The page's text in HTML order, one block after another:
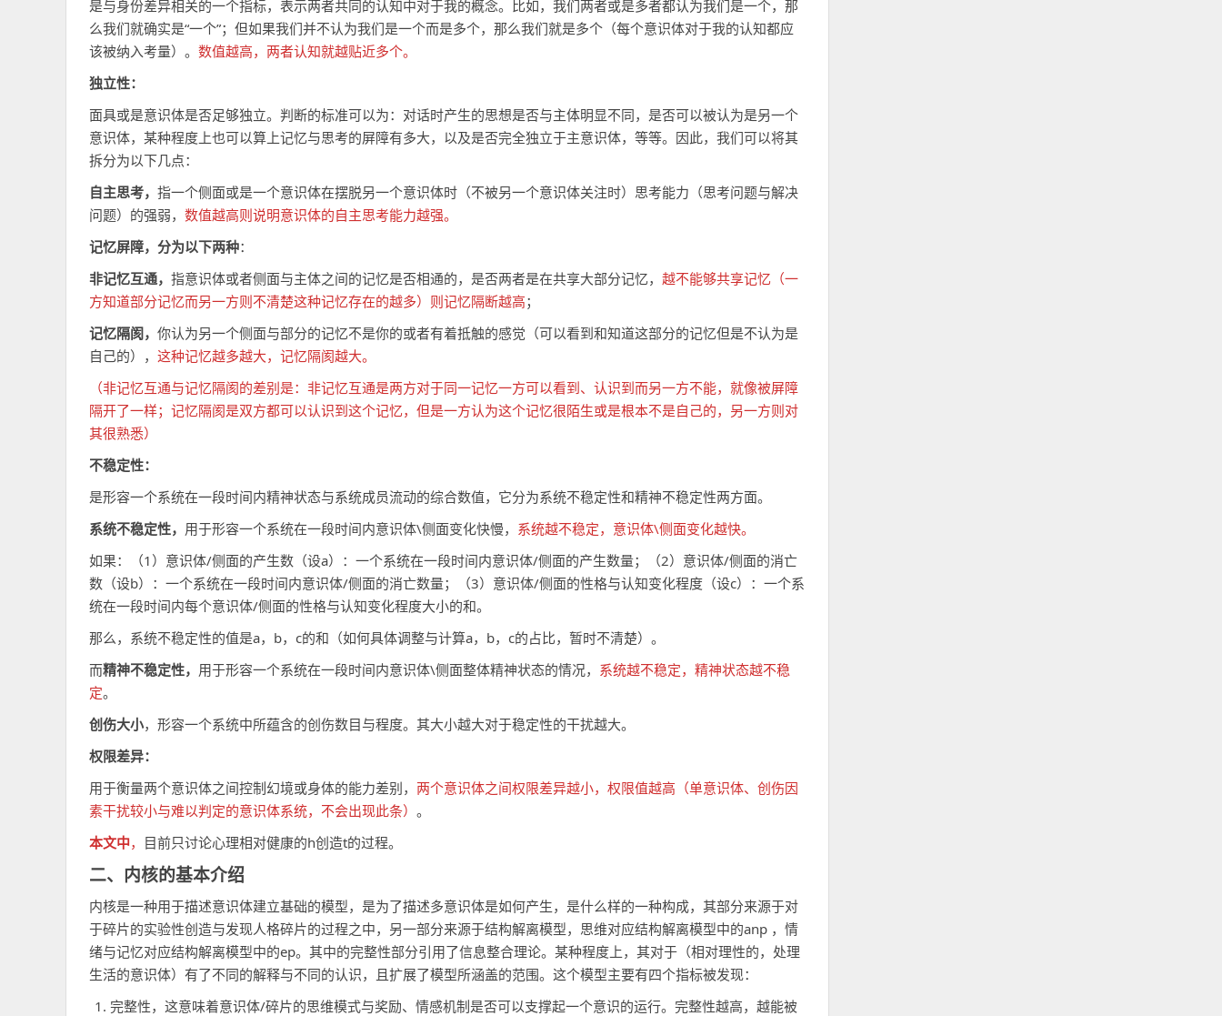
是与身份差异相关的一个指标，表示两者共同的认知中对于我的概念。比如，我们两者或是多者都认为我们是一个，那
么我们就确实是“一个”；但如果我们并不认为我们是一个而是多个，那么我们就是多个（每个意识体对于我的认知都应
该被纳入考量）。 数值越高，两者认知就越贴近多个。
独立性：
面具或是意识体是否足够独立。判断的标准可以为：对话时产生的思想是否与主体明显不同，是否可以被认为是另一个
意识体，某种程度上也可以算上记忆与思考的屏障有多大，以及是否完全独立于主意识体，等等。因此，我们可以将其
拆分为以下几点：
自主思考， 指一个侧面或是一个意识体在摆脱另一个意识体时（不被另一个意识体关注时）思考能力（思考问题与解决
问题）的强弱， 数值越高则说明意识体的自主思考能力越强。
记忆屏障，分为以下两种：
非记忆互通， 指意识体或者侧面与主体之间的记忆是否相通的，是否两者是在共享大部分记忆， 越不能够共享记忆（一
方知道部分记忆而另一方则不清楚这种记忆存在的越多）则记忆隔断越高；
记忆隔阂， 你认为另一个侧面与部分的记忆不是你的或者有着抵触的感觉（可以看到和知道这部分的记忆但是不认为是
自己的）， 这种记忆越多越大，记忆隔阂越大。
（非记忆互通与记忆隔阂的差别是：非记忆互通是两方对于同一记忆一方可以看到、认识到而另一方不能，就像被屏障
隔开了一样；记忆隔阂是双方都可以认识到这个记忆，但是一方认为这个记忆很陌生或是根本不是自己的，另一方则对
其很熟悉）
不稳定性：
是形容一个系统在一段时间内精神状态与系统成员流动的综合数值，它分为系统不稳定性和精神不稳定性两方面。
系统不稳定性， 用于形容一个系统在一段时间内意识体\侧面变化快慢， 系统越不稳定，意识体\侧面变化越快。
如果：（1）意识体/侧面的产生数（设a）：一个系统在一段时间内意识体/侧面的产生数量；（2）意识体/侧面的消亡
数（设b）：一个系统在一段时间内意识体/侧面的消亡数量；（3）意识体/侧面的性格与认知变化程度（设c）：一个系
统在一段时间内每个意识体/侧面的性格与认知变化程度大小的和。
那么，系统不稳定性的值是a，b，c的和（如何具体调整与计算a，b，c的占比，暂时不清楚）。
而精神不稳定性， 用于形容一个系统在一段时间内意识体\侧面整体精神状态的情况， 系统越不稳定，精神状态越不稳
定。
创伤大小，形容一个系统中所蕴含的创伤数目与程度。其大小越大对于稳定性的干扰越大。
权限差异：
用于衡量两个意识体之间控制幻境或身体的能力差别， 两个意识体之间权限差异越小，权限值越高（单意识体、创伤因
素干扰较小与难以判定的意识体系统，不会出现此条） 。
本文中， 目前只讨论心理相对健康的h创造t的过程。
二、内核的基本介绍
内核是一种用于描述意识体建立基础的模型，是为了描述多意识体是如何产生，是什么样的一种构成，其部分来源于对
于碎片的实验性创造与发现人格碎片的过程之中，另一部分来源于结构解离模型，思维对应结构解离模型中的anp ，情
绪与记忆对应结构解离模型中的ep。其中的完整性部分引用了信息整合理论。某种程度上，其对于（相对理性的，处理
生活的意识体）有了不同的解释与不同的认识，且扩展了模型所涵盖的范围。这个模型主要有四个指标被发现：
完整性，这意味着意识体/碎片的思维模式与奖励、情感机制是否可以支撑起一个意识的运行。完整性越高，越能被